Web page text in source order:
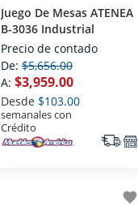
Juego De Mesas ATENEA
B-3036 Industrial
Precio de contado
De:$5,656.00
A: $3,959.00
Desde $103.00
semanales con
Crédito
favorite